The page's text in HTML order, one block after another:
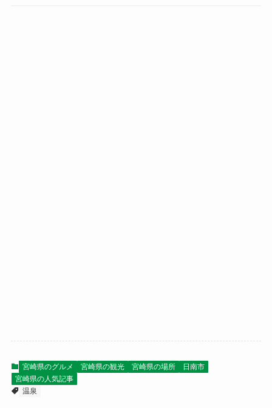
宮崎県のグルメ 宮崎県の観光 宮崎県の場所
日南市
宮崎県の人気記事
温泉